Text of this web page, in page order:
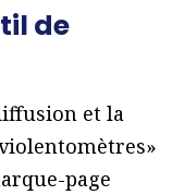
de
et la
page